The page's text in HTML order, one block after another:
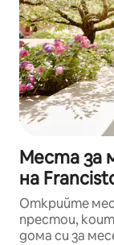
Места за
на
Открийте
престои,
дома си за